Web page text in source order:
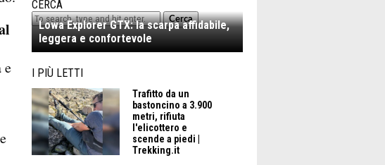
e
CERCA
Cerca
Lowa Explorer GTX: la scarpa affidabile,
leggera e confortevole
I PIÙ LETTI
Trafitto da un
bastoncino a 3.900
metri, rifiuta
l'elicottero e
scende a piedi |
Trekking.it